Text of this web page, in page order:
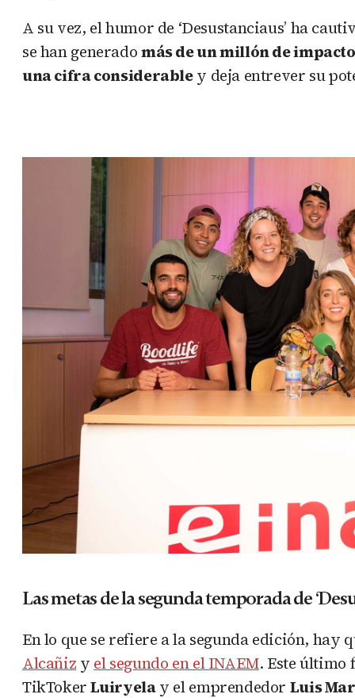
A su vez, el humor de ‘Desustanciaus’ ha
se han generadomás de un millón de
una cifra considerabley deja entrever su
Las metas de la segunda temporada de
En lo que se refiere a la segunda edición, hay
Alcañiz y el segundo en el INAEM. Este último
TikTokerLuiryelay el emprendedor Luis